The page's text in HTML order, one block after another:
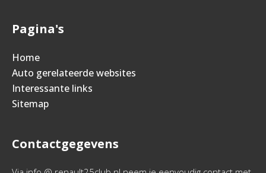
Pagina's
Home
Auto gerelateerde websites
Interessante links
Sitemap
Contactgegevens